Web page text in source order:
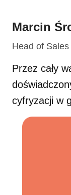
Marcin
Head of
Przez cały
cyfryzacji w